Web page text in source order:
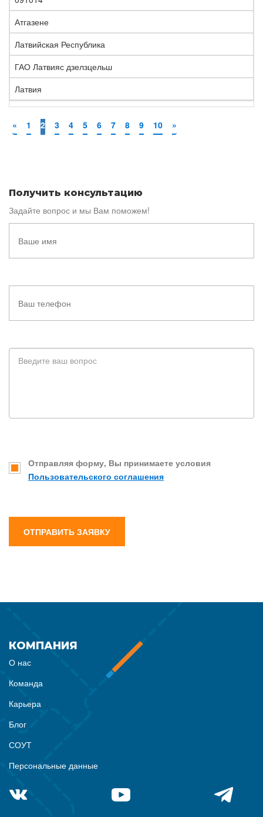
Атгазене
Латвийская Республика
ГАО Латвияс дзелзцельш
Латвия
« 1 2 3 4 5 6 7 8 9 10 »
Получить консультацию
Задайте вопрос и мы Вам поможем!
Отправляя форму, Вы принимаете условия
Пользовательского соглашения
ОТПРАВИТЬ ЗАЯВКУ
КОМПАНИЯ
О нас
Команда
Карьера
Блог
СОУТ
Персональные данные